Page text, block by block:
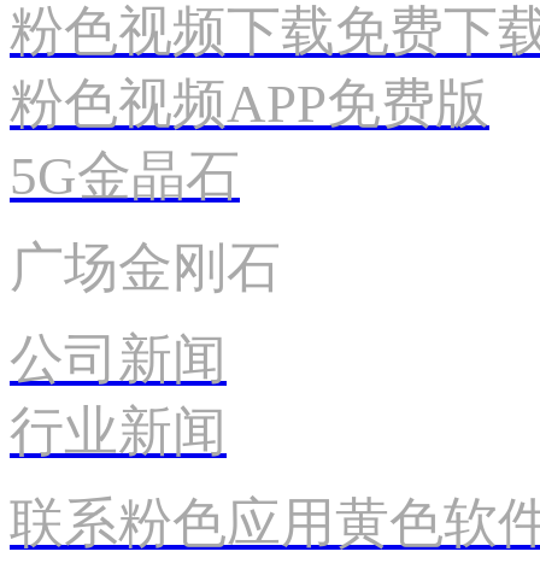
粉色视频下载免费下
粉色视频APP免费版
5G金晶石
广场金刚石
公司新闻
行业新闻
联系粉色应用黄色软